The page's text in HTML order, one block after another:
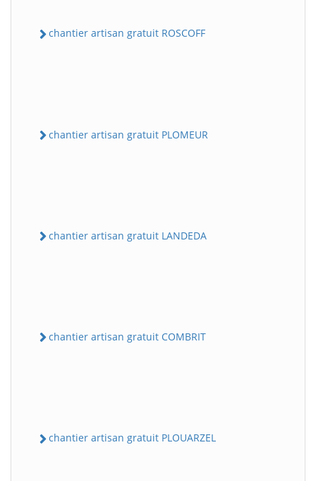
chantier artisan gratuit ROSCOFF
chantier artisan gratuit PLOMEUR
chantier artisan gratuit LANDEDA
chantier artisan gratuit COMBRIT
chantier artisan gratuit PLOUARZEL